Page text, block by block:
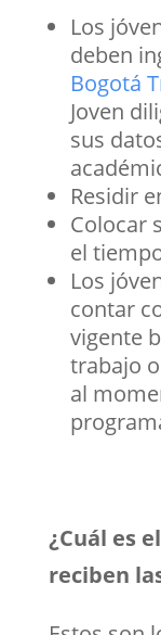
Los
deben
Bogotá
Joven
sus
Residir
Colocar
el
Los
contar
vigente
trabajo
al
¿Cuál es
reciben